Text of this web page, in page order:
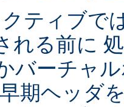
ティブで
れる前に
バーチャ
期ヘッダ